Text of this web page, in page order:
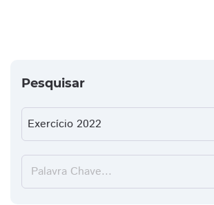
Pesquisar
Palavra Chave...